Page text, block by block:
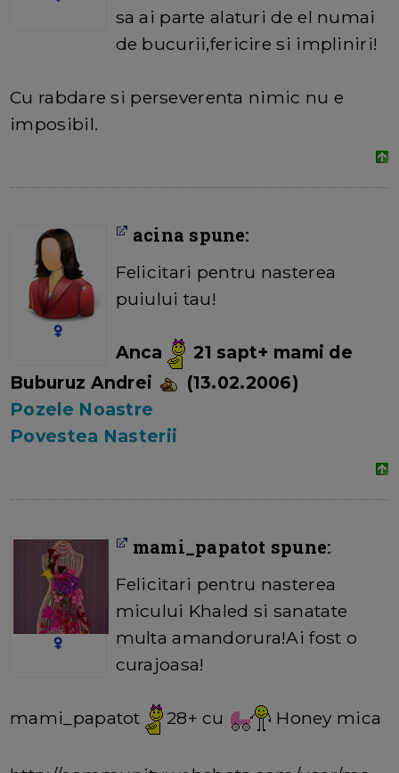
sa ai parte alaturi de el numai
de bucurii,fericire si impliniri!
Cu rabdare si perseverenta nimic nu e
imposibil.
acina spune:
Felicitari pentru nasterea
puiului tau!
Anca
21 sapt+ mami de
Buburuz Andrei
(13.02.2006)
Pozele Noastre
Povestea Nasterii
mami_papatot spune:
Felicitari pentru nasterea
micului Khaled si sanatate
multa amandorura!Ai fost o
curajoasa!
mami_papatot 28+ cu Honey mica